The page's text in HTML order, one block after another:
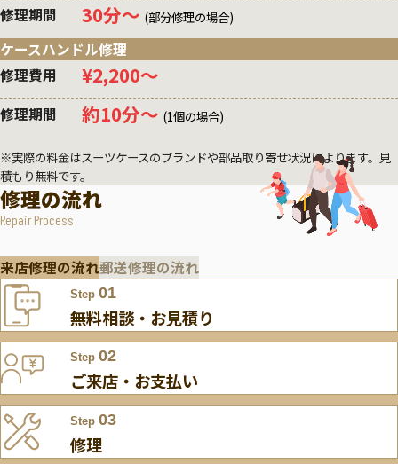
修理期間 30分〜 (部分修理の場合)
ケースハンドル修理
修理費用
¥2,200〜
修理期間 約10分〜 (1個の場合)
※実際の料金はスーツケースのブランドや部品取り寄せ状況によります。見
積もり無料です。
修理の流れ
Repair Process
来店修理の流れ郵送修理の流れ
Step 01
無料相談・お見積り
Step 02
ご来店・お支払い
Step 03
修理